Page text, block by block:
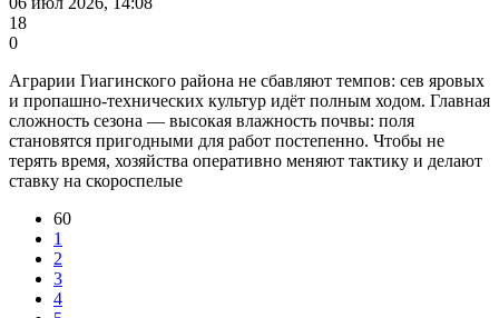
18
0
Аграрии Гиагинского района не сбавляют темпов: сев яровых
и пропашно‑технических культур идёт полным ходом. Главная
сложность сезона — высокая влажность почвы: поля
становятся пригодными для работ постепенно. Чтобы не
терять время, хозяйства оперативно меняют тактику и делают
ставку на скороспелые
60
1
2
3
4